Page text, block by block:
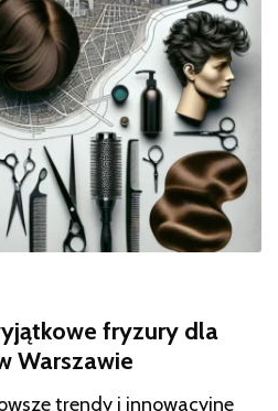
fryzury dla
Warszawie
trendy i innowacyjne